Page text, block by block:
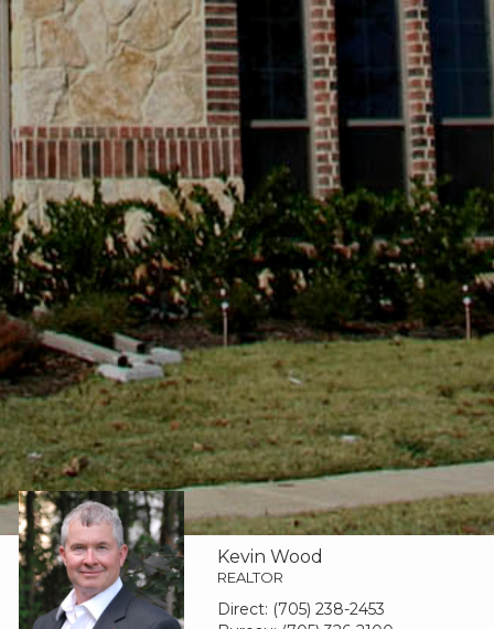
Kevin Wood
REALTOR
Direct: (705) 238-2453